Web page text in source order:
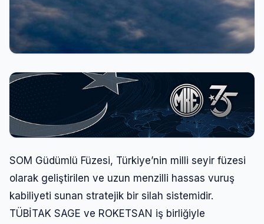
SOM Güdümlü Füzesi, Türkiye’nin milli seyir füzesi
olarak geliştirilen ve uzun menzilli hassas vuruş
kabiliyeti sunan stratejik bir silah sistemidir.
TÜBİTAK SAGE ve ROKETSAN iş birliğiyle